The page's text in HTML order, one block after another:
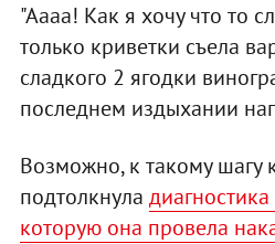
"Аааа! Как я хочу что то
только криветки съела
сладкого 2 ягодки
последнем издыхании
Возможно, к такому шагу
подтолкнула
которую она провела